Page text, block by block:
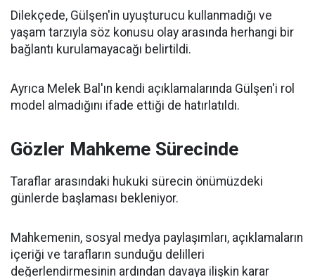
Dilekçede, Gülşen'in uyuşturucu kullanmadığı ve
yaşam tarzıyla söz konusu olay arasında herhangi bir
bağlantı kurulamayacağı belirtildi.
Ayrıca Melek Bal'ın kendi açıklamalarında Gülşen'i rol
model almadığını ifade ettiği de hatırlatıldı.
Gözler Mahkeme Sürecinde
Taraflar arasındaki hukuki sürecin önümüzdeki
günlerde başlaması bekleniyor.
Mahkemenin, sosyal medya paylaşımları, açıklamaların
içeriği ve tarafların sunduğu delilleri
değerlendirmesinin ardından davaya ilişkin karar